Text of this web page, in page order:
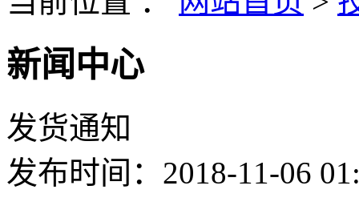
新闻中心
发货通知
发布时间：2018-11-06